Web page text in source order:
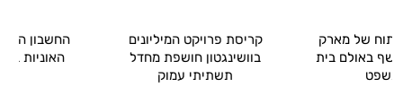
של מארק
באולם בית
קריסת פרויקט המיליונים
בוושינגטון חושפת מחדל
תשתיתי עמוק
החשבון הנסתר
האוניות במיצרי